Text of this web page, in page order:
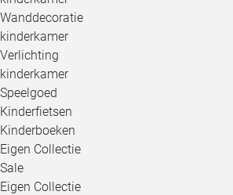
Wanddecoratie
kinderkamer
Verlichting
kinderkamer
Speelgoed
Kinderfietsen
Kinderboeken
Eigen Collectie
Sale
Eigen Collectie